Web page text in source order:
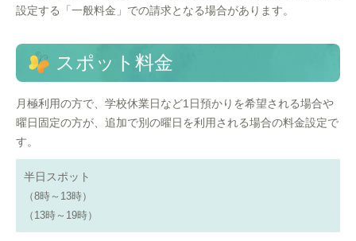
設定する「一般料金」での請求となる場合があります。
スポット料金
月極利用の方で、学校休業日など1日預かりを希望される場合や
曜日固定の方が、追加で別の曜日を利用される場合の料金設定で
す。
半日スポット
（8時～13時）
（13時～19時）